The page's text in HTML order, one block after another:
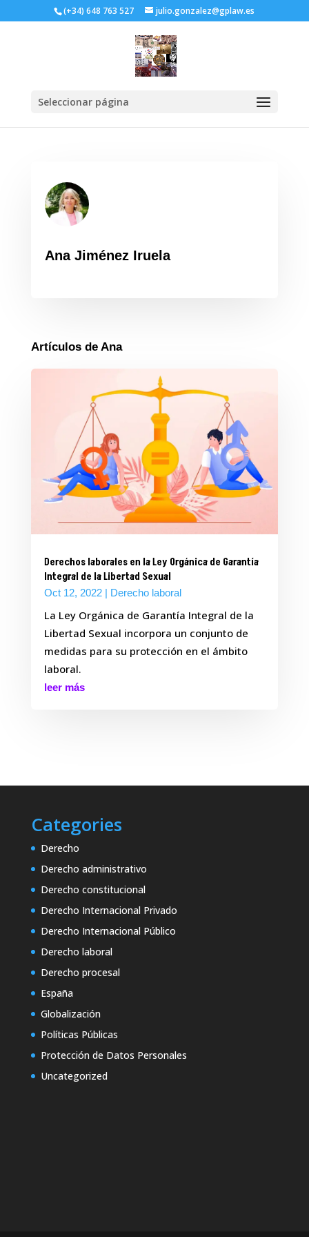
(+34) 648 763 527 julio.gonzalez@gplaw.es
Seleccionar página
Ana Jiménez Iruela
Artículos de Ana
Derechos laborales en la Ley Orgánica de Garantía
Integral de la Libertad Sexual
Oct 12, 2022| Derecho laboral
La Ley Orgánica de Garantía Integral de la
Libertad Sexual incorpora un conjunto de
medidas para su protección en el ámbito
laboral.
leer más
Categories
Derecho
Derecho administrativo
Derecho constitucional
Derecho Internacional Privado
Derecho Internacional Público
Derecho laboral
Derecho procesal
España
Globalización
Políticas Públicas
Protección de Datos Personales
Uncategorized